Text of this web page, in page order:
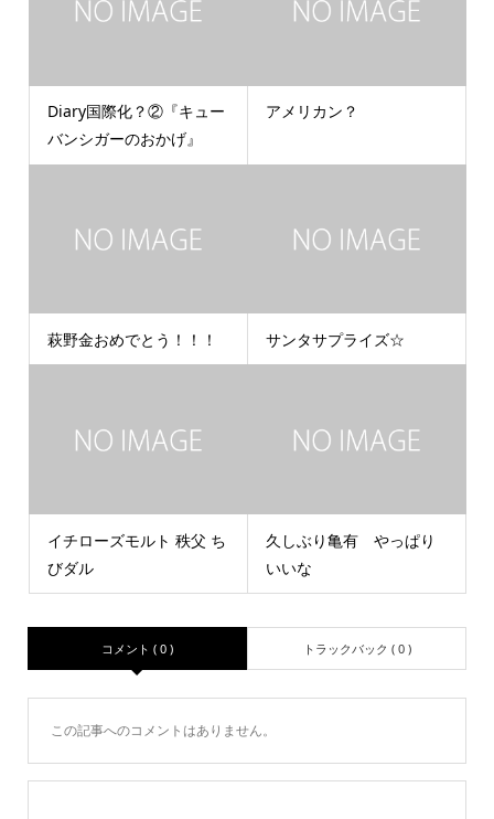
Diary国際化？②『キュー
バンシガーのおかげ』
アメリカン？
萩野金おめでとう！！！ サンタサプライズ☆
イチローズモルト 秩父 ち
びダル
久しぶり亀有 やっぱり
いいな
コメント ( 0 ) トラックバック ( 0 )
この記事へのコメントはありません。